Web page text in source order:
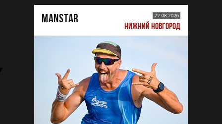
MANSTAR 22.08.2026
НИЖНИЙ НОВГОРОД